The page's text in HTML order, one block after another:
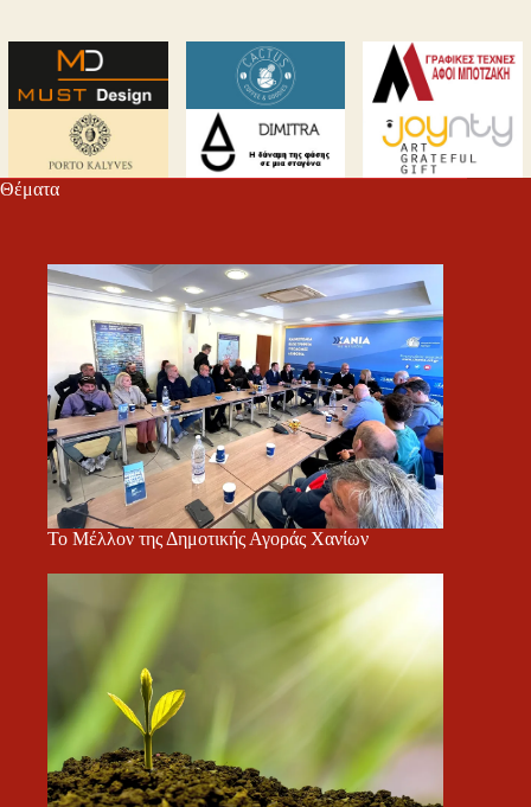
Θέματα
Το Μέλλον της Δημοτικής Αγοράς Χανίων